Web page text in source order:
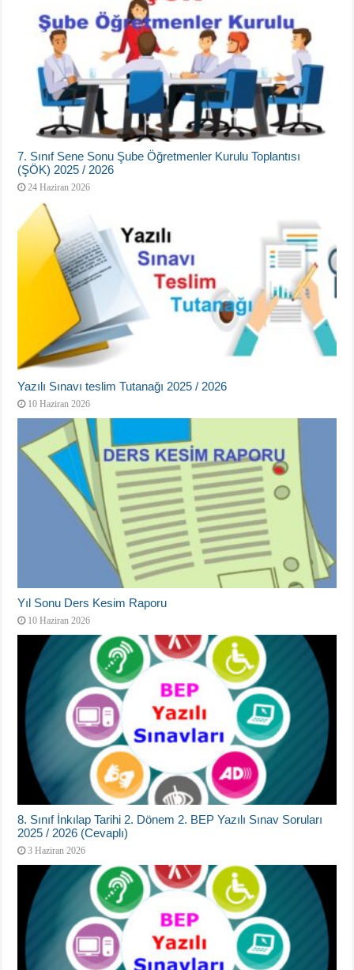
7. Sınıf Sene Sonu Şube Öğretmenler Kurulu Toplantısı
(ŞÖK) 2025 / 2026
24 Haziran 2026
Yazılı Sınavı teslim Tutanağı 2025 / 2026
10 Haziran 2026
Yıl Sonu Ders Kesim Raporu
10 Haziran 2026
8. Sınıf İnkılap Tarihi 2. Dönem 2. BEP Yazılı Sınav Soruları
2025 / 2026 (Cevaplı)
3 Haziran 2026